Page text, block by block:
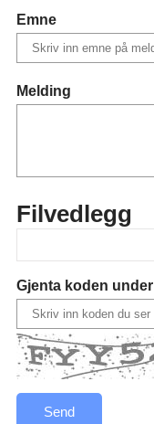
Emne
Melding
Filvedlegg
Gjenta koden under